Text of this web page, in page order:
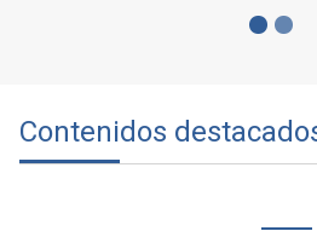
Contenidos